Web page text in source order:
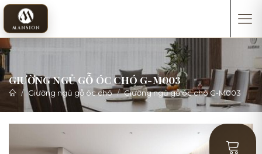
GIƯỜNG NGỦ GỖ ÓC CHÓ G-M003
Giường ngủ gỗ óc chó Giường ngủ gỗ óc chó G-M003